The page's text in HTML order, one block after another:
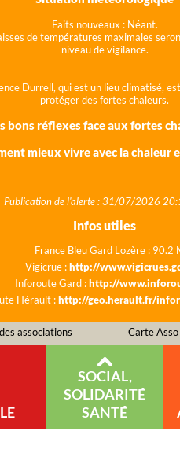
Faits nouveaux : Néant.
de températures maximales
niveau de vigilance.
Durrell, qui est un lieu climatisé,
protéger des fortes chaleurs.
bons réflexes face aux fortes
mieux vivre avec la chaleur
Publication de l'alerte : 31/07/2026
Infos utiles
France Bleu Gard Lozère : 90.2
Vigicrue :http://
Inforoute Gard :http://
Hérault :http://geo.herault.fr/
associations Carte Asso
SOCIAL,
SOLIDARITÉ
SANTÉ